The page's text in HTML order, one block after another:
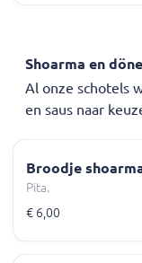
Shoarma en
Al onze schotels
en saus naar
Broodje
Pita.
€ 6,00